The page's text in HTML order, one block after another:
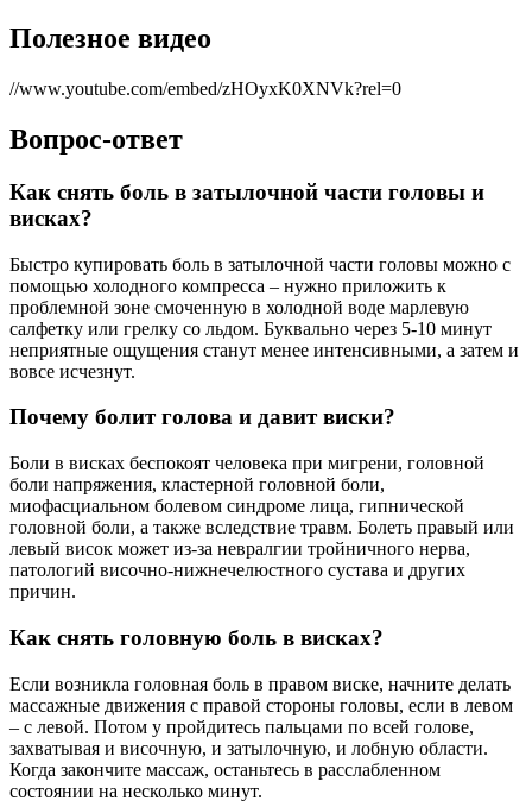
Полезное видео
//www.youtube.com/embed/zHOyxK0XNVk?rel=0
Вопрос-ответ
Как снять боль в затылочной части головы и
висках?
Быстро купировать боль в затылочной части головы можно с
помощью холодного компресса – нужно приложить к
проблемной зоне смоченную в холодной воде марлевую
салфетку или грелку со льдом. Буквально через 5-10 минут
неприятные ощущения станут менее интенсивными, а затем и
вовсе исчезнут.
Почему болит голова и давит виски?
Боли в висках беспокоят человека при мигрени, головной
боли напряжения, кластерной головной боли,
миофасциальном болевом синдроме лица, гипнической
головной боли, а также вследствие травм. Болеть правый или
левый висок может из-за невралгии тройничного нерва,
патологий височно-нижнечелюстного сустава и других
причин.
Как снять головную боль в висках?
Если возникла головная боль в правом виске, начните делать
массажные движения с правой стороны головы, если в левом
– с левой. Потом у пройдитесь пальцами по всей голове,
захватывая и височную, и затылочную, и лобную области.
Когда закончите массаж, останьтесь в расслабленном
состоянии на несколько минут.